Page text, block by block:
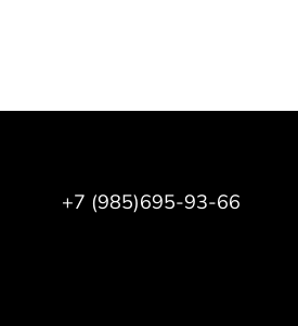
+7 (985)695-93-66